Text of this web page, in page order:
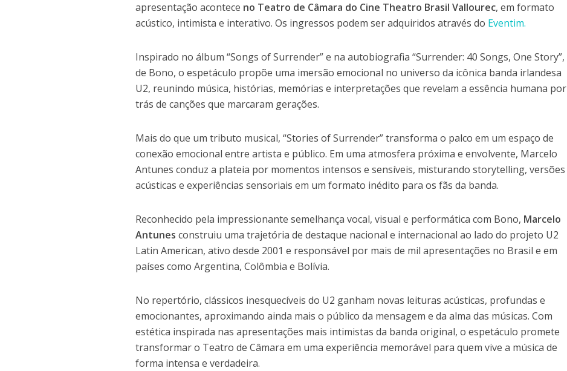
apresentação acontece no Teatro de Câmara do Cine Theatro Brasil Vallourec, em formato
acústico, intimista e interativo. Os ingressos podem ser adquiridos através do Eventim.
Inspirado no álbum “Songs of Surrender” e na autobiografia “Surrender: 40 Songs, One Story”,
de Bono, o espetáculo propõe uma imersão emocional no universo da icônica banda irlandesa
U2, reunindo música, histórias, memórias e interpretações que revelam a essência humana por
trás de canções que marcaram gerações.
Mais do que um tributo musical, “Stories of Surrender” transforma o palco em um espaço de
conexão emocional entre artista e público. Em uma atmosfera próxima e envolvente, Marcelo
Antunes conduz a plateia por momentos intensos e sensíveis, misturando storytelling, versões
acústicas e experiências sensoriais em um formato inédito para os fãs da banda.
Reconhecido pela impressionante semelhança vocal, visual e performática com Bono, Marcelo
Antunesconstruiu uma trajetória de destaque nacional e internacional ao lado do projeto U2
Latin American, ativo desde 2001 e responsável por mais de mil apresentações no Brasil e em
países como Argentina, Colômbia e Bolívia.
No repertório, clássicos inesquecíveis do U2 ganham novas leituras acústicas, profundas e
emocionantes, aproximando ainda mais o público da mensagem e da alma das músicas. Com
estética inspirada nas apresentações mais intimistas da banda original, o espetáculo promete
transformar o Teatro de Câmara em uma experiência memorável para quem vive a música de
forma intensa e verdadeira.